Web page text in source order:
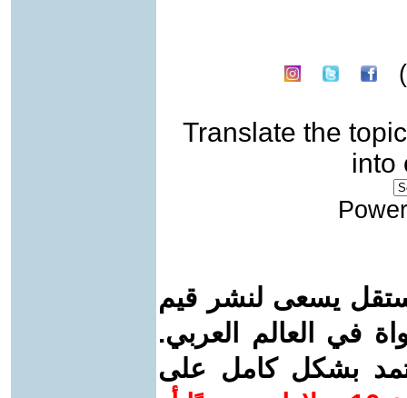
Translate the topic
into
يسعى لنشر قيم
في العالم العربي.
بشكل كامل على